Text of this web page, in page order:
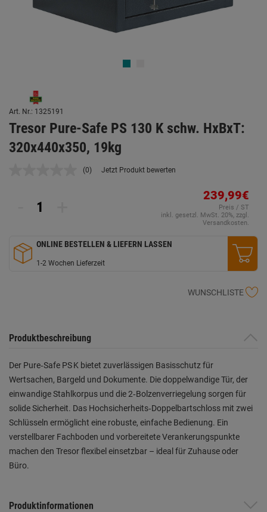
Art. Nr.: 1325191
Tresor Pure-Safe PS 130 K schw. HxBxT:
320x440x350, 19kg
Kein
(0) Jetzt Produkt bewerten
239,99€
Preis / ST
inkl. gesetzl. MwSt. 20%, zzgl.
Versandkosten.
ONLINE BESTELLEN & LIEFERN LASSEN
1-2 Wochen Lieferzeit
WUNSCHLISTE
Produktbeschreibung
Der Pure‑Safe PS K bietet zuverlässigen Basisschutz für
Wertsachen, Bargeld und Dokumente. Die doppelwandige Tür, der
einwandige Stahlkorpus und die 2‑Bolzenverriegelung sorgen für
solide Sicherheit. Das Hochsicherheits‑Doppelbartschloss mit zwei
Schlüsseln ermöglicht eine robuste, einfache Bedienung. Ein
verstellbarer Fachboden und vorbereitete Verankerungspunkte
machen den Tresor flexibel einsetzbar – ideal für Zuhause oder
Büro.
Produktinformationen